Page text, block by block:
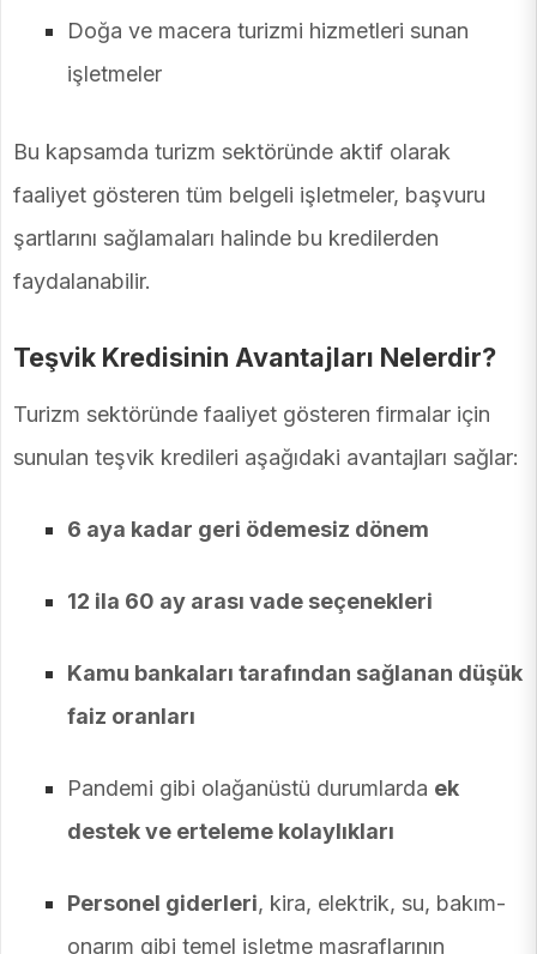
Doğa ve macera turizmi hizmetleri sunan
işletmeler
Bu kapsamda turizm sektöründe aktif olarak
faaliyet gösteren tüm belgeli işletmeler, başvuru
şartlarını sağlamaları halinde bu kredilerden
faydalanabilir.
Teşvik Kredisinin Avantajları Nelerdir?
Turizm sektöründe faaliyet gösteren firmalar için
sunulan teşvik kredileri aşağıdaki avantajları sağlar:
6 aya kadar geri ödemesiz dönem
12 ila 60 ay arası vade seçenekleri
Kamu bankaları tarafından sağlanan düşük
faiz oranları
Pandemi gibi olağanüstü durumlarda ek
destek ve erteleme kolaylıkları
Personel giderleri, kira, elektrik, su, bakım-
onarım gibi temel işletme masraflarının